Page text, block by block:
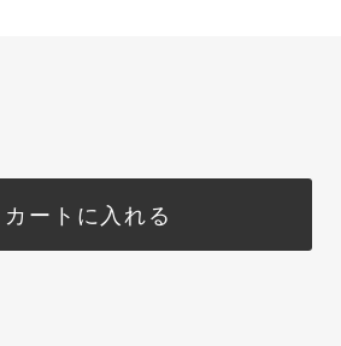
カートに入れる